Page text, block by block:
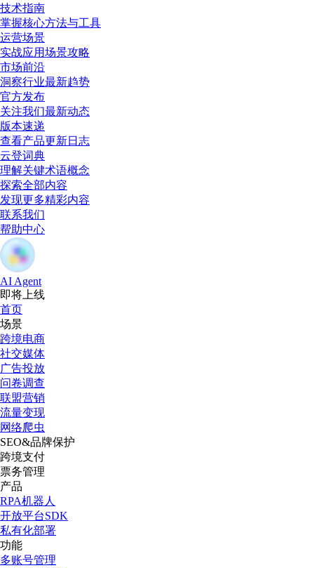
技术指南
掌握核心方法与工具
运营场景
实战应用场景攻略
市场前沿
洞察行业最新趋势
官方发布
关注我们最新动态
版本速递
查看产品更新日志
云登词典
理解关键术语概念
探索全部内容
发现更多精彩内容
联系我们
帮助中心
AI Agent
即将上线
首页
场景
跨境电商
社交媒体
广告投放
问卷调查
联盟营销
流量变现
网络爬虫
SEO&品牌保护
跨境支付
票务管理
产品
RPA机器人
开放平台SDK
私有化部署
功能
多账号管理